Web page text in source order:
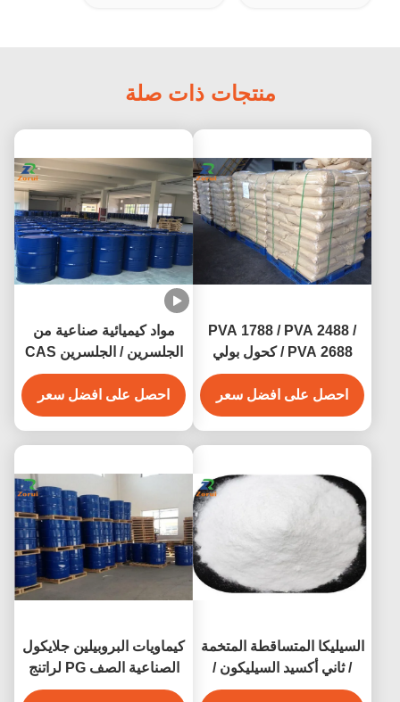
منتجات ذات صلة
PVA 1788 / PVA 2488 /
PVA 2688 / كحول بولي
فينيل CAS 9002-89-5
احصل على افضل سعر
مواد كيميائية صناعية من
الجلسرين / الجلسرين CAS
56-81-5
احصل على افضل سعر
السيليكا المتساقطة المتخمة
/ ثاني أكسيد السيليكون /
مكملات SiO2 CAS 7631-
كيماويات البروبيلين جلايكول
الصناعية الصف PG لراتنج
الايبوكسي CAS 57-55-6